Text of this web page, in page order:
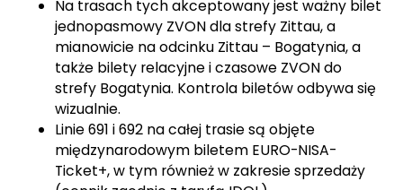
Na trasach tych akceptowany jest ważny bilet
jednopasmowy ZVON dla strefy Zittau, a
mianowicie na odcinku Zittau – Bogatynia, a
także bilety relacyjne i czasowe ZVON do
strefy Bogatynia. Kontrola biletów odbywa się
wizualnie.
Linie 691 i 692 na całej trasie są objęte
międzynarodowym biletem EURO-NISA-
Ticket+, w tym również w zakresie sprzedaży